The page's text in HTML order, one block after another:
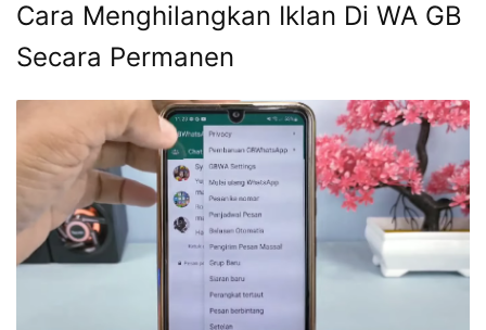
Cara Menghilangkan Iklan Di WA GB
Secara Permanen